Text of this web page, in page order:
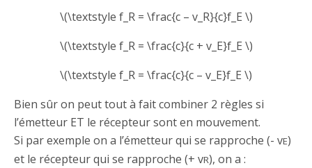
\(\textstyle f_R = \frac{c – v_R}{c}f_E \)
\(\textstyle f_R = \frac{c}{c + v_E}f_E \)
\(\textstyle f_R = \frac{c}{c – v_E}f_E \)
Bien sûr on peut tout à fait combiner 2 règles si
l’émetteur ET le récepteur sont en mouvement.
Si par exemple on a l’émetteur qui se rapproche (- vE)
et le récepteur qui se rapproche (+ vR), on a :